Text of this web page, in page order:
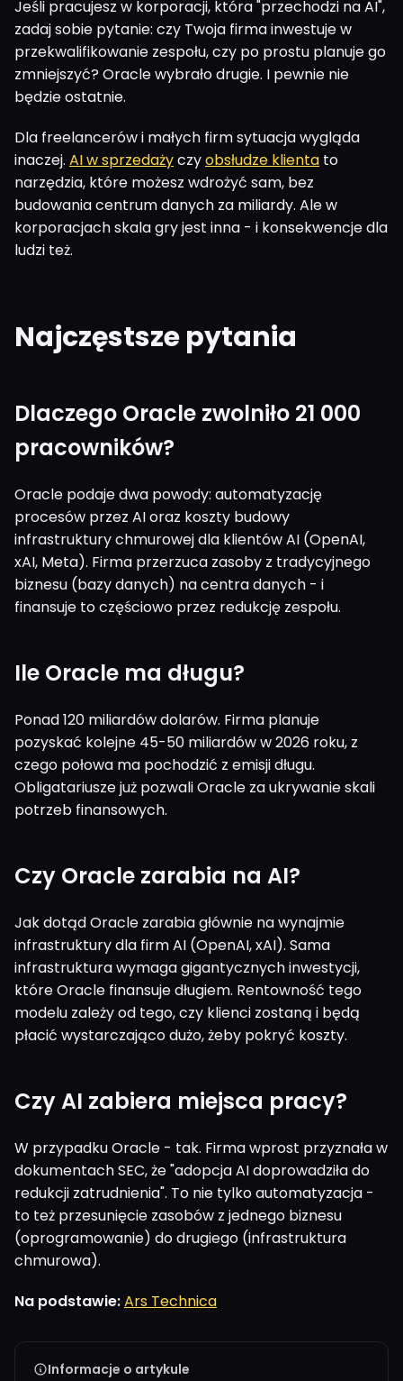
Jeśli pracujesz w korporacji, która "przechodzi na AI",
zadaj sobie pytanie: czy Twoja firma inwestuje w
przekwalifikowanie zespołu, czy po prostu planuje go
zmniejszyć? Oracle wybrało drugie. I pewnie nie
będzie ostatnie.
Dla freelancerów i małych firm sytuacja wygląda
inaczej. AI w sprzedażyczyobsłudze klienta to
narzędzia, które możesz wdrożyć sam, bez
budowania centrum danych za miliardy. Ale w
korporacjach skala gry jest inna - i konsekwencje dla
ludzi też.
Najczęstsze pytania
Dlaczego Oracle zwolniło 21 000
pracowników?
Oracle podaje dwa powody: automatyzację
procesów przez AI oraz koszty budowy
infrastruktury chmurowej dla klientów AI (OpenAI,
xAI, Meta). Firma przerzuca zasoby z tradycyjnego
biznesu (bazy danych) na centra danych - i
finansuje to częściowo przez redukcję zespołu.
Ile Oracle ma długu?
Ponad 120 miliardów dolarów. Firma planuje
pozyskać kolejne 45-50 miliardów w 2026 roku, z
czego połowa ma pochodzić z emisji długu.
Obligatariusze już pozwali Oracle za ukrywanie skali
potrzeb finansowych.
Czy Oracle zarabia na AI?
Jak dotąd Oracle zarabia głównie na wynajmie
infrastruktury dla firm AI (OpenAI, xAI). Sama
infrastruktura wymaga gigantycznych inwestycji,
które Oracle finansuje długiem. Rentowność tego
modelu zależy od tego, czy klienci zostaną i będą
płacić wystarczająco dużo, żeby pokryć koszty.
Czy AI zabiera miejsca pracy?
W przypadku Oracle - tak. Firma wprost przyznała w
dokumentach SEC, że "adopcja AI doprowadziła do
redukcji zatrudnienia". To nie tylko automatyzacja -
to też przesunięcie zasobów z jednego biznesu
(oprogramowanie) do drugiego (infrastruktura
chmurowa).
Na podstawie:Ars Technica
Informacje o artykule